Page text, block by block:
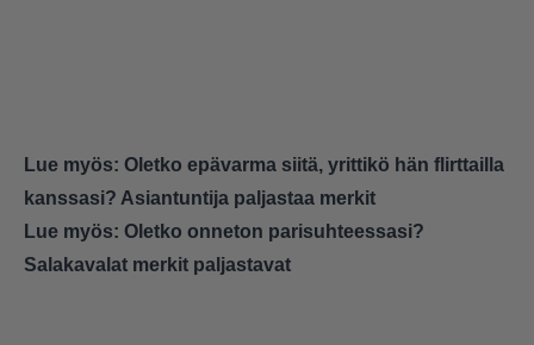
Lue myös: Oletko epävarma siitä, yrittikö hän flirttailla
kanssasi? Asiantuntija paljastaa merkit
Lue myös: Oletko onneton parisuhteessasi?
Salakavalat merkit paljastavat